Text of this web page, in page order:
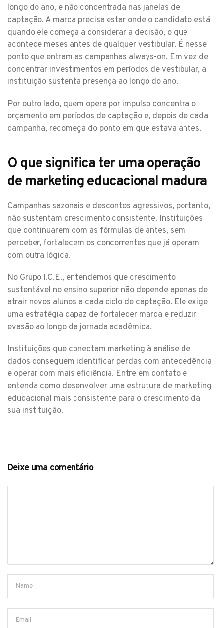
longo do ano, e não concentrada nas janelas de
captação. A marca precisa estar onde o candidato está
quando ele começa a considerar a decisão, o que
acontece meses antes de qualquer vestibular. É nesse
ponto que entram as campanhas always-on. Em vez de
concentrar investimentos em períodos de vestibular, a
instituição sustenta presença ao longo do ano.
Por outro lado, quem opera por impulso concentra o
orçamento em períodos de captação e, depois de cada
campanha, recomeça do ponto em que estava antes.
O que significa ter uma operação
de marketing educacional madura
Campanhas sazonais e descontos agressivos, portanto,
não sustentam crescimento consistente. Instituições
que continuarem com as fórmulas de antes, sem
perceber, fortalecem os concorrentes que já operam
com outra lógica.
No Grupo I.C.E., entendemos que crescimento
sustentável no ensino superior não depende apenas de
atrair novos alunos a cada ciclo de captação. Ele exige
uma estratégia capaz de fortalecer marca e reduzir
evasão ao longo da jornada acadêmica.
Instituições que conectam marketing à análise de
dados conseguem identificar perdas com antecedência
e operar com mais eficiência. Entre em contato e
entenda como desenvolver uma estrutura de marketing
educacional mais consistente para o crescimento da
sua instituição.
Deixe uma comentário